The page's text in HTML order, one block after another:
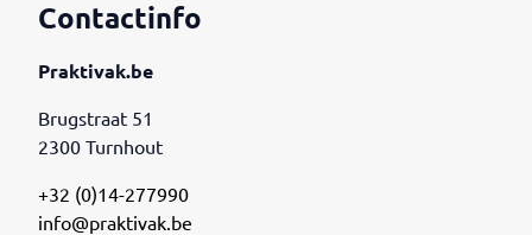
Contactinfo
Praktivak.be
Brugstraat 51
2300 Turnhout
+32 (0)14-277990
info@praktivak.be